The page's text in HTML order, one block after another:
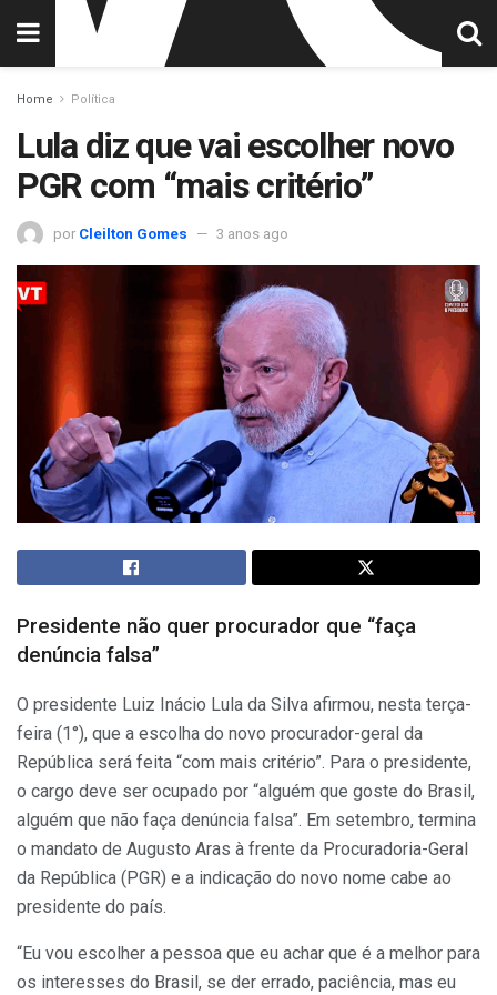
Home Política
Lula diz que vai escolher novo
PGR com “mais critério”
por Cleilton Gomes 3 anos ago
Presidente não quer procurador que “faça
denúncia falsa”
O presidente Luiz Inácio Lula da Silva afirmou, nesta terça-
feira (1°), que a escolha do novo procurador-geral da
República será feita “com mais critério”. Para o presidente,
o cargo deve ser ocupado por “alguém que goste do Brasil,
alguém que não faça denúncia falsa”. Em setembro, termina
o mandato de Augusto Aras à frente da Procuradoria-Geral
da República (PGR) e a indicação do novo nome cabe ao
presidente do país.
“Eu vou escolher a pessoa que eu achar que é a melhor para
os interesses do Brasil, se der errado, paciência, mas eu